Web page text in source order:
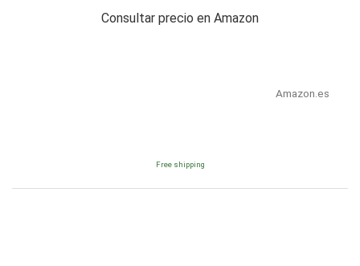
Consultar precio en Amazon
Amazon.es
Free shipping